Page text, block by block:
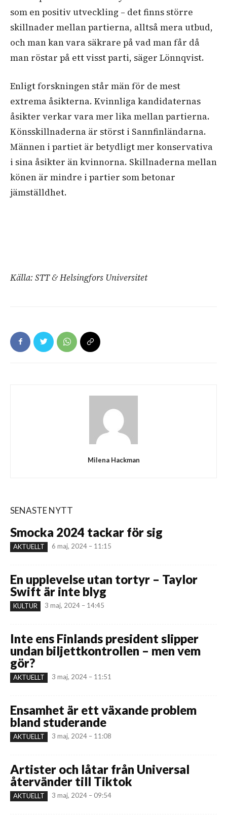
som en positiv utveckling – det finns större
skillnader mellan partierna, alltså mera utbud,
och man kan vara säkrare på vad man får då
man röstar på ett visst parti, säger Lönnqvist.
Enligt forskningen står män för de mest
extrema åsikterna. Kvinnliga kandidaternas
åsikter verkar vara mer lika mellan partierna.
Könsskillnaderna är störst i Sannfinländarna.
Männen i partiet är betydligt mer konservativa
i sina åsikter än kvinnorna. Skillnaderna mellan
könen är mindre i partier som betonar
jämställdhet.
Källa: STT & Helsingfors Universitet
Milena Hackman
SENASTE NYTT
Smocka 2024 tackar för sig
AKTUELLT 6 maj, 2024 – 11:15
En upplevelse utan tortyr – Taylor
Swift är inte blyg
KULTUR 3 maj, 2024 – 14:45
Inte ens Finlands president slipper
undan biljettkontrollen – men vem
gör?
AKTUELLT 3 maj, 2024 – 11:51
Ensamhet är ett växande problem
bland studerande
AKTUELLT 3 maj, 2024 – 11:08
Artister och låtar från Universal
återvänder till Tiktok
AKTUELLT 3 maj, 2024 – 09:54